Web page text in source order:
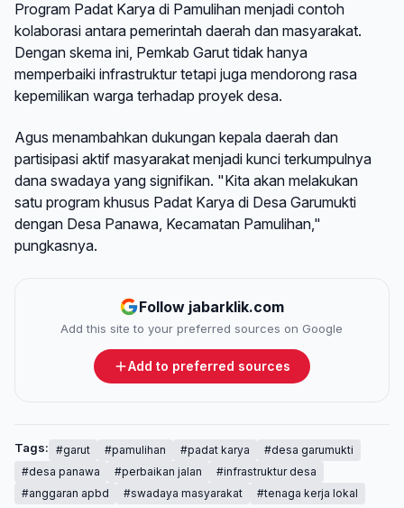
Program Padat Karya di Pamulihan menjadi contoh
kolaborasi antara pemerintah daerah dan masyarakat.
Dengan skema ini, Pemkab Garut tidak hanya
memperbaiki infrastruktur tetapi juga mendorong rasa
kepemilikan warga terhadap proyek desa.
Agus menambahkan dukungan kepala daerah dan
partisipasi aktif masyarakat menjadi kunci terkumpulnya
dana swadaya yang signifikan. "Kita akan melakukan
satu program khusus Padat Karya di Desa Garumukti
dengan Desa Panawa, Kecamatan Pamulihan,"
pungkasnya.
Follow jabarklik.com
Add this site to your preferred sources on Google
Add to preferred sources
Tags: #garut #pamulihan #padat karya
#desa garumukti
#desa panawa
#perbaikan jalan
#infrastruktur desa
#anggaran apbd
#swadaya masyarakat #tenaga kerja lokal